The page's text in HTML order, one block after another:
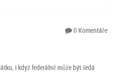
0 Komentáře
i když federálně může být šedá